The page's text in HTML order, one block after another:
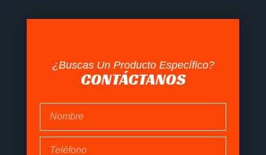
¿Buscas Un Producto Específico?
CONTÁCTANOS